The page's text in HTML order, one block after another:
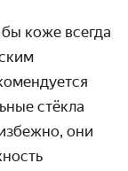
коже всегда
стёкла
они